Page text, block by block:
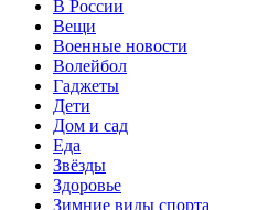
В России
Вещи
Военные новости
Волейбол
Гаджеты
Дети
Дом и сад
Еда
Звёзды
Здоровье
Зимние виды спорта